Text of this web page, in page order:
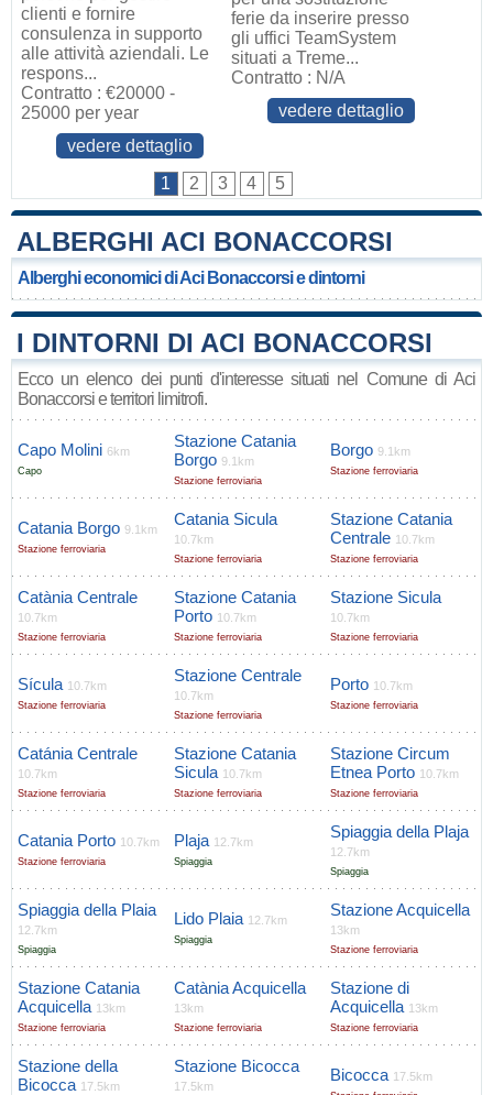
clienti e fornire
consulenza in supporto
alle attività aziendali. Le
respons...
Contratto : €20000 -
25000 per year
vedere dettaglio
ferie da inserire presso
gli uffici TeamSystem
situati a Treme...
Contratto : N/A
vedere dettaglio
1 2 3 4 5
ALBERGHI ACI BONACCORSI
Alberghi economici di Aci Bonaccorsi e dintorni
I DINTORNI DI ACI BONACCORSI
Ecco un elenco dei punti d'interesse situati nel Comune di Aci
Bonaccorsi e territori limitrofi.
Capo Molini 6km
Capo
Stazione Catania
Borgo 9.1km
Stazione ferroviaria
Borgo 9.1km
Stazione ferroviaria
Catania Borgo 9.1km
Stazione ferroviaria
Catania Sicula
10.7km
Stazione ferroviaria
Stazione Catania
Centrale 10.7km
Stazione ferroviaria
Catània Centrale
10.7km
Stazione ferroviaria
Stazione Catania
Porto 10.7km
Stazione ferroviaria
Stazione Sicula
10.7km
Stazione ferroviaria
Sícula 10.7km
Stazione ferroviaria
Stazione Centrale
10.7km
Stazione ferroviaria
Porto 10.7km
Stazione ferroviaria
Catánia Centrale
10.7km
Stazione ferroviaria
Stazione Catania
Sicula 10.7km
Stazione ferroviaria
Stazione Circum
Etnea Porto 10.7km
Stazione ferroviaria
Catania Porto 10.7km
Stazione ferroviaria
Plaja 12.7km
Spiaggia
Spiaggia della Plaja
12.7km
Spiaggia
Spiaggia della Plaia
12.7km
Spiaggia
Lido Plaia 12.7km
Spiaggia
Stazione Acquicella
13km
Stazione ferroviaria
Stazione Catania
Acquicella 13km
Stazione ferroviaria
Catània Acquicella
13km
Stazione ferroviaria
Stazione di
Acquicella 13km
Stazione ferroviaria
Stazione della
Bicocca 17.5km
Stazione Bicocca
17.5km
Bicocca 17.5km